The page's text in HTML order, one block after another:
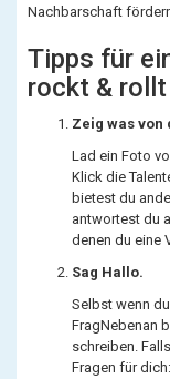
Nachbarschaft
Tipps für
rockt & rollt
Zeig was von
Lad ein Foto
Klick die
bietest du
antwortest du
denen du eine
Sag Hallo.
Selbst wenn
FragNebenan
schreiben.
Fragen für